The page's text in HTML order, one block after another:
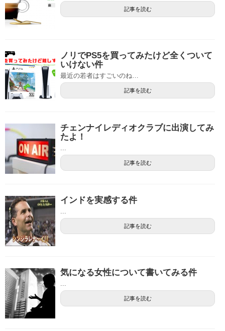
記事を読む
ノリでPS5を買ってみたけど全くついて
いけない件
最近の若者はすごいのね…
記事を読む
チェンナイレディオクラブに出演してみ
たよ！
...
記事を読む
インドを実感する件
...
記事を読む
気になる女性について書いてみる件
...
記事を読む